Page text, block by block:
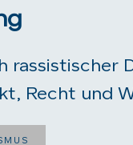
rassistischer
Recht und